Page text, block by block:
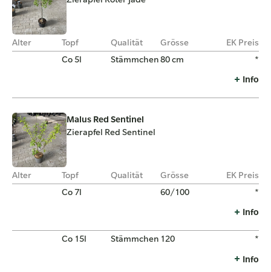
Alter Topf Qualität Grösse
EK Preis
Co 5l
Stämmchen80 cm *
Info
Malus Red Sentinel
Zierapfel Red Sentinel
Alter Topf Qualität Grösse
EK Preis
Co 7l
60/100 *
Info
Co 15l Stämmchen 120 *
Info